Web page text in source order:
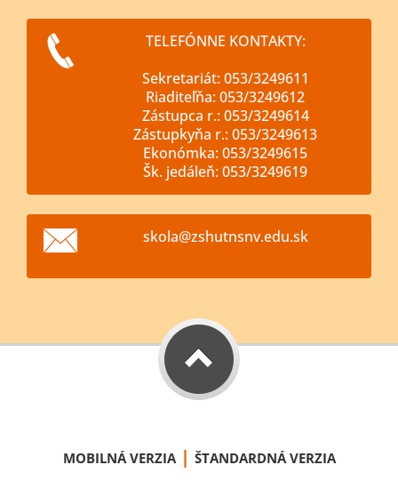
TELEFÓNNE KONTAKTY:
Sekretariát: 053/3249611
Riaditeľňa: 053/3249612
Zástupca r.: 053/3249614
Zástupkyňa r.: 053/3249613
Ekonómka: 053/3249615
Šk. jedáleň: 053/3249619
skola@zshutnsnv.edu.sk
MOBILNÁ VERZIA | ŠTANDARDNÁ VERZIA